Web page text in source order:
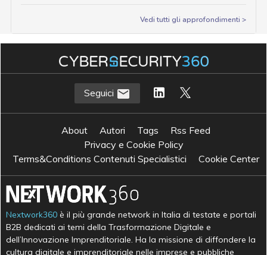
Vedi tutti gli approfondimenti >
Seguici
About Autori Tags
Rss Feed
Privacy e Cookie Policy
Terms&Conditions Contenuti Specialistici
Cookie Center
Nextwork360 è il più grande network in Italia di testate e portali
B2B dedicati ai temi della Trasformazione Digitale e
dell’Innovazione Imprenditoriale. Ha la missione di diffondere la
cultura digitale e imprenditoriale nelle imprese e pubbliche